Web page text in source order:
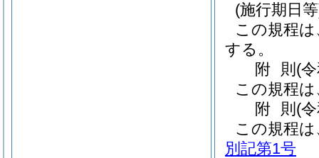
(施行期日
この規程
する。
附 則 (
この規程
附 則 (
この規程
別記第1号